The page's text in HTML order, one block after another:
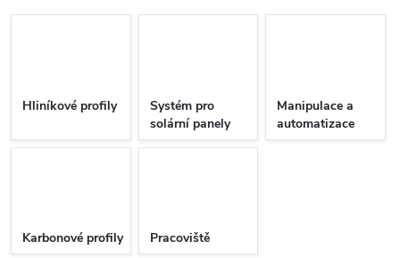
Hliníkové profily
Systém pro
solární panely
Manipulace a
automatizace
Karbonové profily Pracoviště